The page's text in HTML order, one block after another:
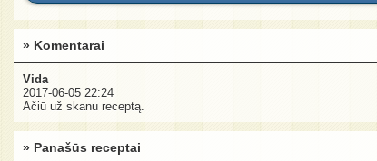
» Komentarai
Vida
2017-06-05 22:24
Ačiū už skanu receptą.
» Panašūs receptai